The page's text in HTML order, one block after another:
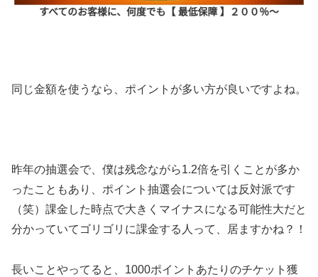
同じ金額を使うなら、ポイントが多い方が良いですよね。
昨年の抽選会で、僕は残念ながら1.2倍を引くことが多か
ったこともあり、ポイント抽選会については反対派です
（笑） 課金した時点で大きくマイナスになる可能性大だと
分かっていてゴリゴリに課金する人って、居ますかね？！
長いことやってると、1000ポイントあたりのチケット獲